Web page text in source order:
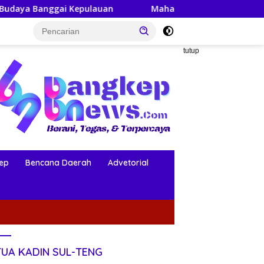
Mahasiswa KKN-PPM UGM Data Situs Makam
tutup
Bencana Daerah Advetorial
KADIN SUL-TENG